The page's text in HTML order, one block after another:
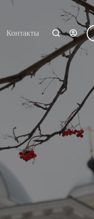
Контакты